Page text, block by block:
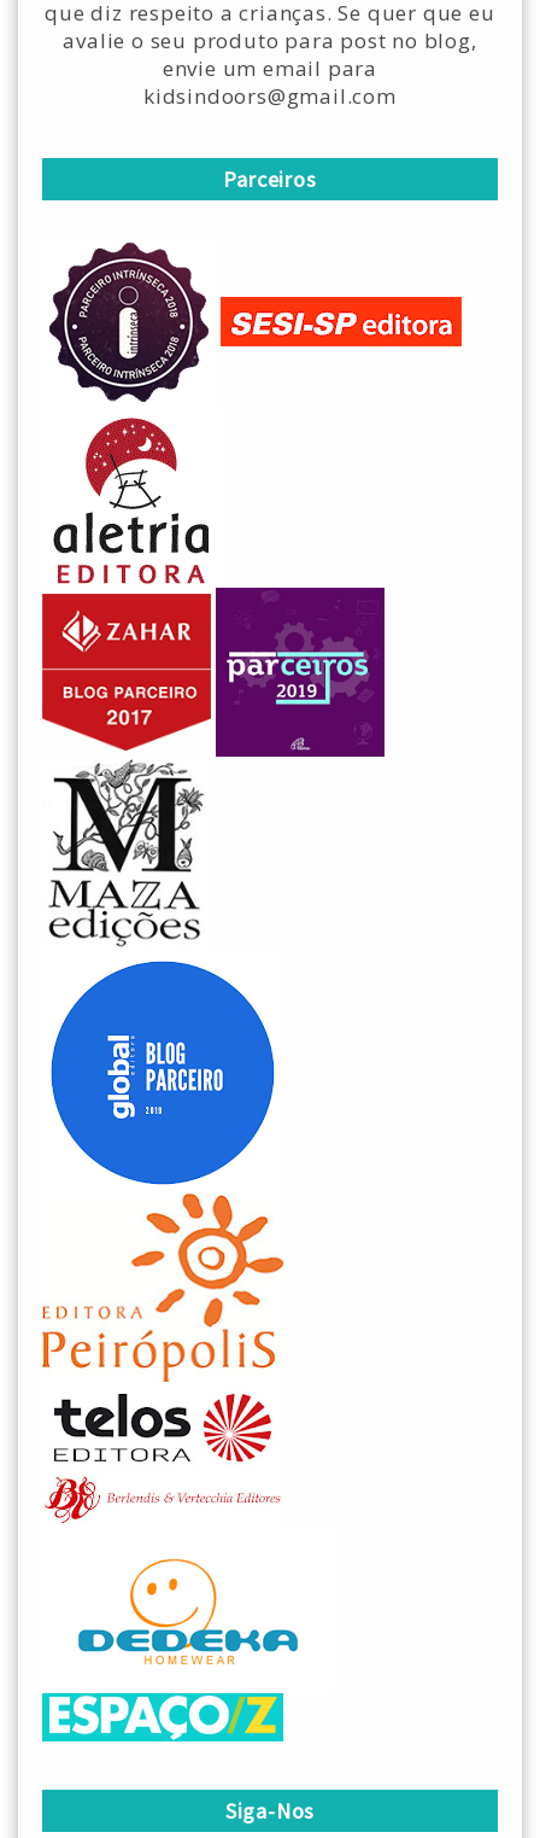
que diz respeito a crianças. Se quer que eu
avalie o seu produto para post no blog,
envie um email para
kidsindoors@gmail.com
Parceiros
Siga-Nos